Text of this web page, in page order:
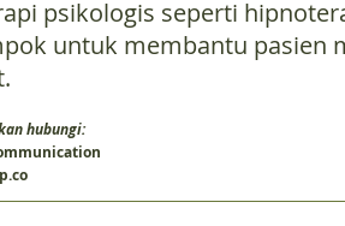
psikologis seperti
untuk membantu pasien
hubungi: